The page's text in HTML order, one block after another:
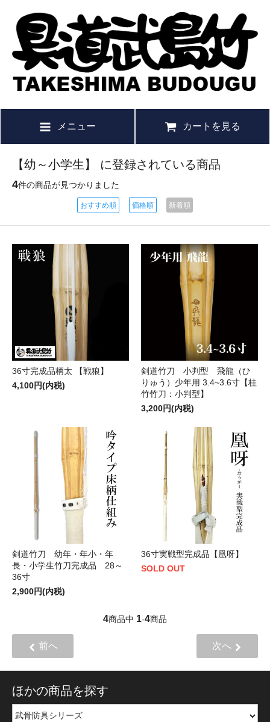
メニュー カートを見る
【幼～小学生】 に登録されている商品
4件の商品が見つかりました
おすすめ順 価格順 新着順
36寸完成品柄太 【戦狼】
4,100円(内税)
剣道竹刀 小判型 飛龍（ひ
りゅう）少年用 3.4~3.6寸【桂
竹竹刀：小判型】
3,200円(内税)
剣道竹刀 幼年・年小・年
長・小学生竹刀完成品 28～
36寸
2,900円(内税)
36寸実戦型完成品【凰呀】
SOLD OUT
4商品中 1-4商品
前へ 次へ
ほかの商品を探す